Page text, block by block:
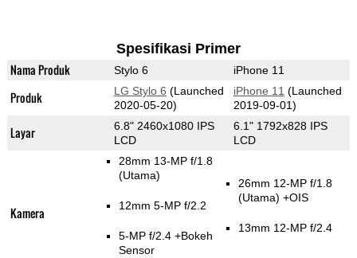
Spesifikasi Primer
Nama Produk Stylo 6 iPhone 11
Produk LG Stylo 6 (Launched
2020-05-20)
iPhone 11 (Launched
2019-09-01)
Layar
6.8" 2460x1080 IPS
LCD
6.1" 1792x828 IPS
LCD
Kamera
28mm 13-MP f/1.8
(Utama)
12mm 5-MP f/2.2
5-MP f/2.4 +Bokeh
Sensor
26mm 12-MP f/1.8
(Utama) +OIS
13mm 12-MP f/2.4